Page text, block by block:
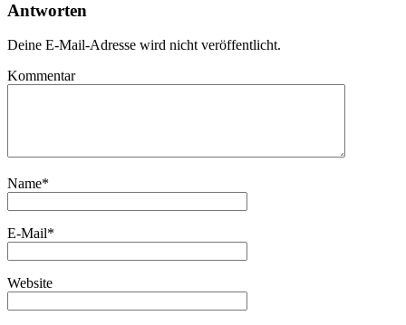
Antworten
Deine E-Mail-Adresse wird nicht veröffentlicht.
Kommentar
Name*
E-Mail*
Website